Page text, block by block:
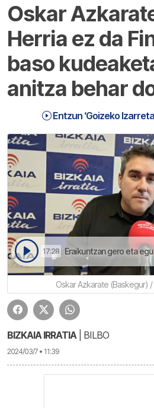
Oskar
Herria ez da
baso
anitza behar
Entzun ‘Goizeko
17:28 Eraikuntzan gero eta egur gehiago erabilten
Oskar Azkarate (Baskegur) /
BIZKAIA IRRATIA | BILBO
2024/03/7 • 11:39